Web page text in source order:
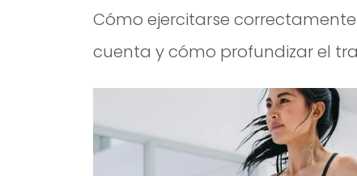
Cómo ejercitarse
cuenta y cómo profundizar el